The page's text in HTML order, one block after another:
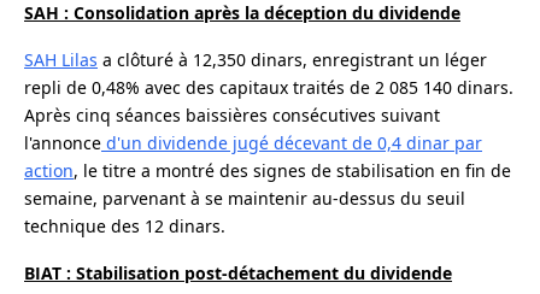
SAH : Consolidation après la déception du dividende
SAH Lilas a clôturé à 12,350 dinars, enregistrant un léger
repli de 0,48% avec des capitaux traités de 2 085 140 dinars.
Après cinq séances baissières consécutives suivant
l'annonce d'un dividende jugé décevant de 0,4 dinar par
action, le titre a montré des signes de stabilisation en fin de
semaine, parvenant à se maintenir au-dessus du seuil
technique des 12 dinars.
BIAT : Stabilisation post-détachement du dividende